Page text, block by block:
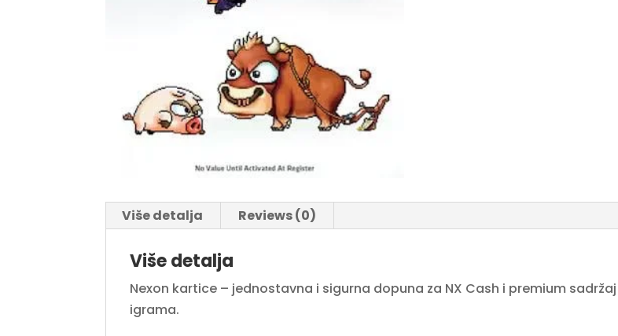
Više detalja Reviews (0)
Više detalja
Nexon kartice – jednostavna i sigurna dopuna za NX Cash i premium sadržaj
igrama.